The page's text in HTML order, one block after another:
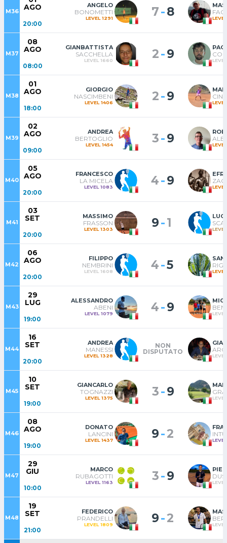
M36
AGO
20:00
ANGELO
BONOMETTI
LEVEL 1291 7-8
M37
08
AGO
08:00
GIANBATTISTA
SACCHELLA
LEVEL 1660 2-9
M38
01
AGO
18:00
GIORGIO
NASCIMBENI
LEVEL 1406 2-9
M39
02
AGO
09:00
ANDREA
BERTOGLIO
LEVEL 1454 3-9
M40
05
AGO
20:00
FRANCESCO
LA MICELA
LEVEL 1083 4-9
M41
03
SET
20:00
MASSIMO
FRASSON
LEVEL 1303 9-1
M42
06
AGO
20:00
FILIPPO
NEMBRINI
LEVEL 1608 4-5
M43
29
LUG
19:00
ALESSANDRO
ABENI
LEVEL 1079 4-9
M44
16
SET
20:00
ANDREA
MANESSI
LEVEL 1328
NON
DISPUTATO
M45
10
SET
19:00
GIANCARLO
TOGNAZZI
LEVEL 1375 3-9
M46
08
AGO
19:00
DONATO
LANCINI
LEVEL 1437 9-2
M47
29
GIU
10:00
MARCO
RUBAGOTTI
LEVEL 1163 3-9 DUSI
M48
19
SET
21:00
FEDERICO
PRANDELLI
LEVEL 1809 9-2